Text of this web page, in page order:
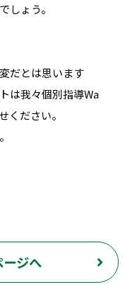
しょう。
だとは思います
は我々個別指導Wa
ください。
ージへ